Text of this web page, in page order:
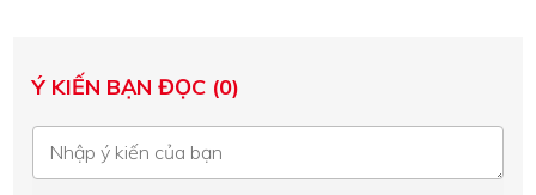
Ý KIẾN BẠN ĐỌC (0)